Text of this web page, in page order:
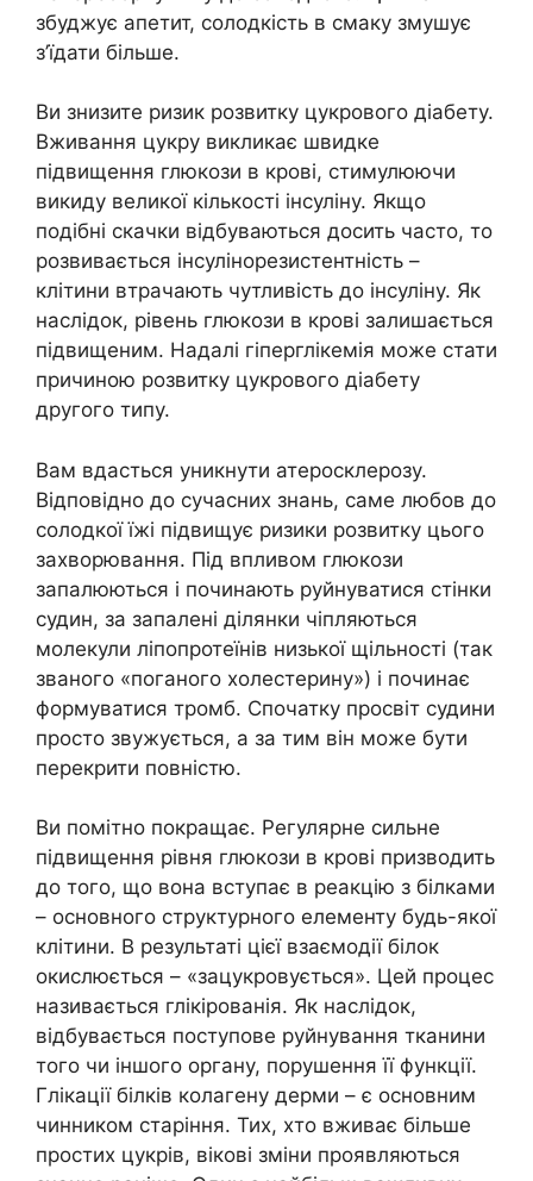
збуджує апетит, солодкість в смаку змушує
з’їдати більше.
Ви знизите ризик розвитку цукрового діабету.
Вживання цукру викликає швидке
підвищення глюкози в крові, стимулюючи
викиду великої кількості інсуліну. Якщо
подібні скачки відбуваються досить часто, то
розвивається інсулінорезистентність –
клітини втрачають чутливість до інсуліну. Як
наслідок, рівень глюкози в крові залишається
підвищеним. Надалі гіперглікемія може стати
причиною розвитку цукрового діабету
другого типу.
Вам вдасться уникнути атеросклерозу.
Відповідно до сучасних знань, саме любов до
солодкої їжі підвищує ризики розвитку цього
захворювання. Під впливом глюкози
запалюються і починають руйнуватися стінки
судин, за запалені ділянки чіпляються
молекули ліпопротеїнів низької щільності (так
званого «поганого холестерину») і починає
формуватися тромб. Спочатку просвіт судини
просто звужується, а за тим він може бути
перекрити повністю.
Ви помітно покращає. Регулярне сильне
підвищення рівня глюкози в крові призводить
до того, що вона вступає в реакцію з білками
– основного структурного елементу будь-якої
клітини. В результаті цієї взаємодії білок
окислюється – «зацукровується». Цей процес
називається глікірованія. Як наслідок,
відбувається поступове руйнування тканини
того чи іншого органу, порушення її функції.
Глікації білків колагену дерми – є основним
чинником старіння. Тих, хто вживає більше
простих цукрів, вікові зміни проявляються